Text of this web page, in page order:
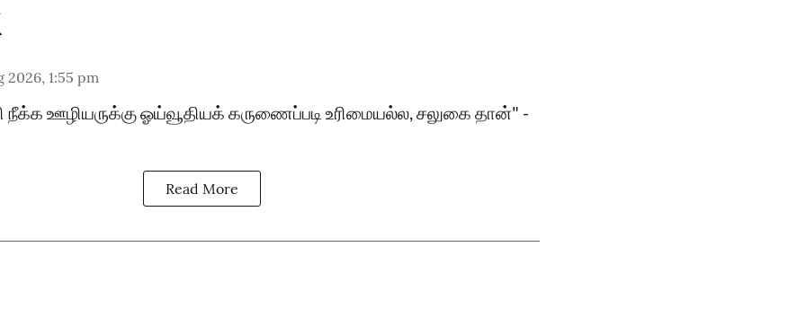
2026, 1:55 pm
நீக்க ஊழியருக்கு ஓய்வூதியக் கருணைப்படி உரிமையல்ல, சலுகை தான்" -
Read More